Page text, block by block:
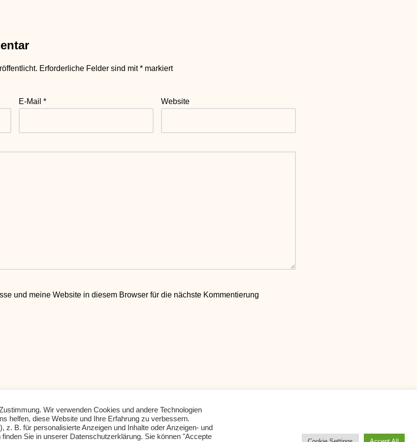
Erforderliche Felder sind mit* markiert
E-Mail* Website
und meine Website in diesem Browser für die nächste Kommentierung
Datenschutz
Wir verwenden Cookies und andere Technologien
helfen, diese Website und Ihre Erfahrung zu verbessern.
B. für personalisierte Anzeigen und Inhalte oder Anzeigen- und
Sie in unserer Datenschutzerklärung. Sie können "Accepte